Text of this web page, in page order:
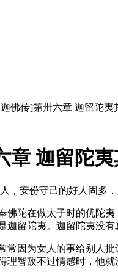
佛传]第卅六章 迦留陀夷
章 迦留陀
，安份守己的好人固多
陀在做太子时的优陀夷
迦留陀夷。迦留陀夷没
因为女人的事给别人批
理智敌不过情感时，他